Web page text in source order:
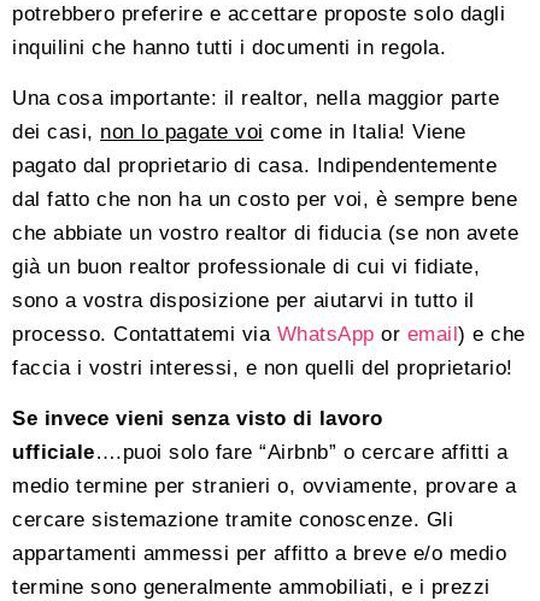
potrebbero preferire e accettare proposte solo dagli
inquilini che hanno tutti i documenti in regola.
Una cosa importante: il realtor, nella maggior parte
dei casi, non lo pagate voi come in Italia! Viene
pagato dal proprietario di casa. Indipendentemente
dal fatto che non ha un costo per voi, è sempre bene
che abbiate un vostro realtor di fiducia (se non avete
già un buon realtor professionale di cui vi fidiate,
sono a vostra disposizione per aiutarvi in tutto il
processo. Contattatemi via WhatsApp or email) e che
faccia i vostri interessi, e non quelli del proprietario!
Se invece vieni senza visto di lavoro
ufficiale….puoi solo fare “Airbnb” o cercare affitti a
medio termine per stranieri o, ovviamente, provare a
cercare sistemazione tramite conoscenze. Gli
appartamenti ammessi per affitto a breve e/o medio
termine sono generalmente ammobiliati, e i prezzi